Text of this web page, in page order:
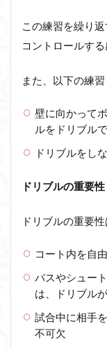
この練習を繰り
コントロールす
また、以下の練習
壁に向かって
ルをドリブル
ドリブルをし
ドリブルの重要性
ドリブルの重要
コート内を自
パスやシュー
は、ドリブル
試合中に相手
不可欠